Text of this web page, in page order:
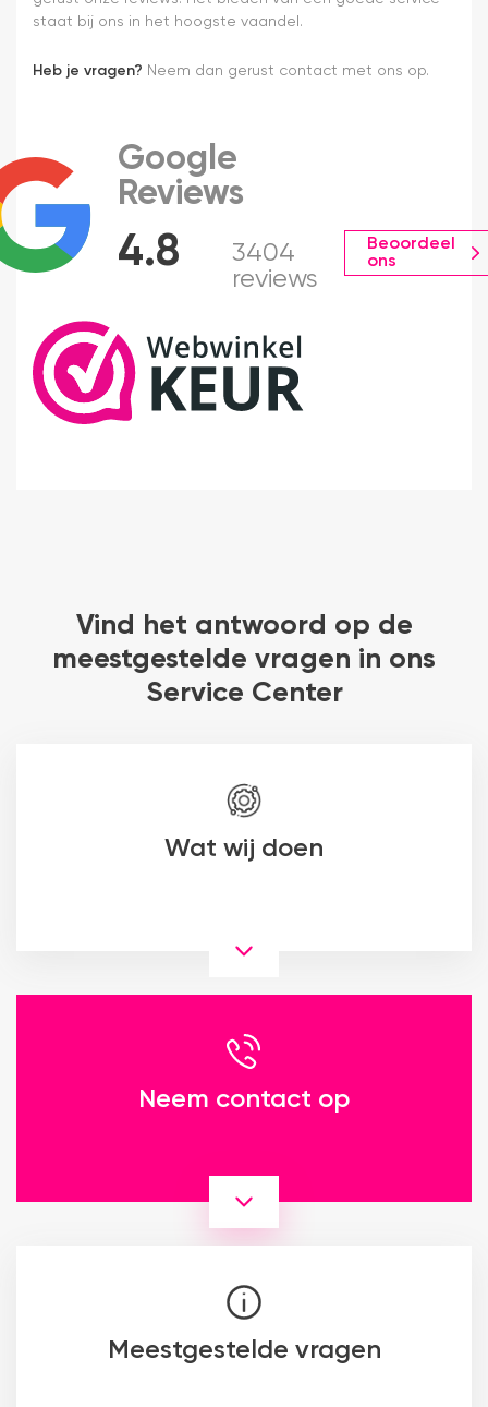
staat bij ons in het hoogste vaandel.
Heb je vragen? Neem dan gerust contact met ons op.
4.8
Google
Reviews
3404
reviews
Beoordeel
ons
Vind het antwoord op de
meestgestelde vragen in ons
Service Center
Wat wij doen
Neem contact op
Meestgestelde vragen